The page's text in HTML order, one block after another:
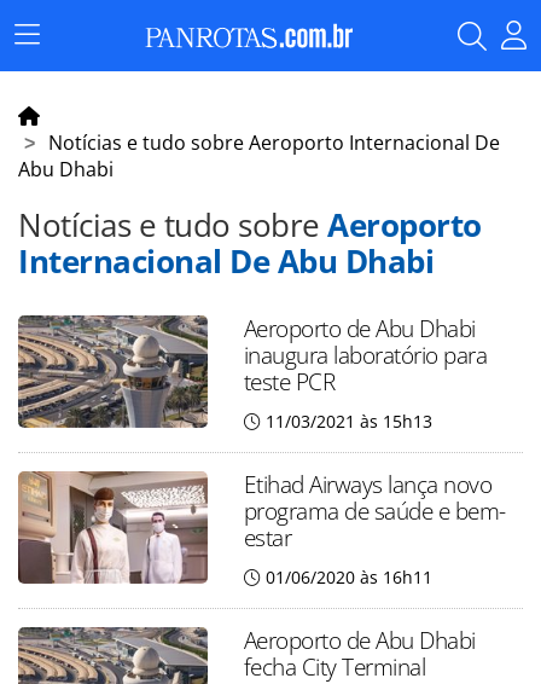
Menu
Principal
Notícias e tudo sobre Aeroporto Internacional De
Abu Dhabi
Notícias e tudo sobreAeroporto
Internacional De Abu Dhabi
Aeroporto de Abu Dhabi
inaugura laboratório para
teste PCR
11/03/2021 às 15h13
Etihad Airways lança novo
programa de saúde e bem-
estar
01/06/2020 às 16h11
Aeroporto de Abu Dhabi
fecha City Terminal